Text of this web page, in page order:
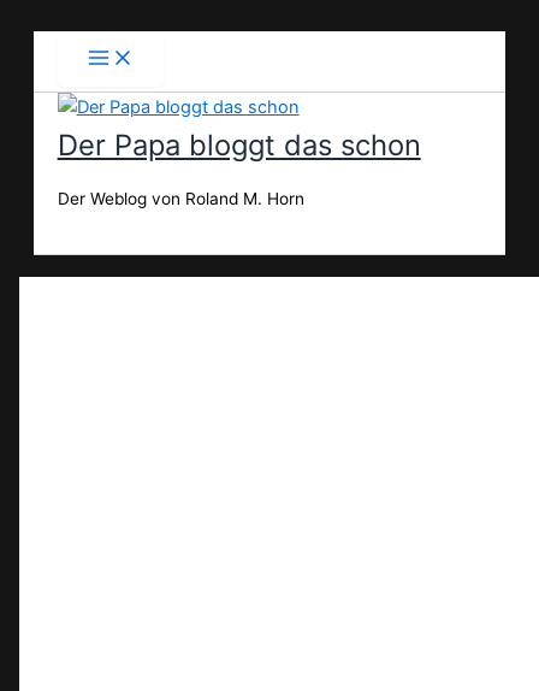
Der Papa bloggt das schon
Der Weblog von Roland M. Horn